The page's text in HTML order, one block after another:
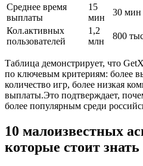
Среднее время
выплаты
15
мин
30 мин
Кол.активных
пользователей
1,2
млн
800
Таблица демонстрирует, что
по ключевым критериям: более
количество игр, более низкая
выплаты.Это подтверждает,
более популярным среди
10 малоизвестных
которые стоит знать